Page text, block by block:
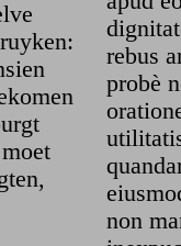
rebus
probè
non